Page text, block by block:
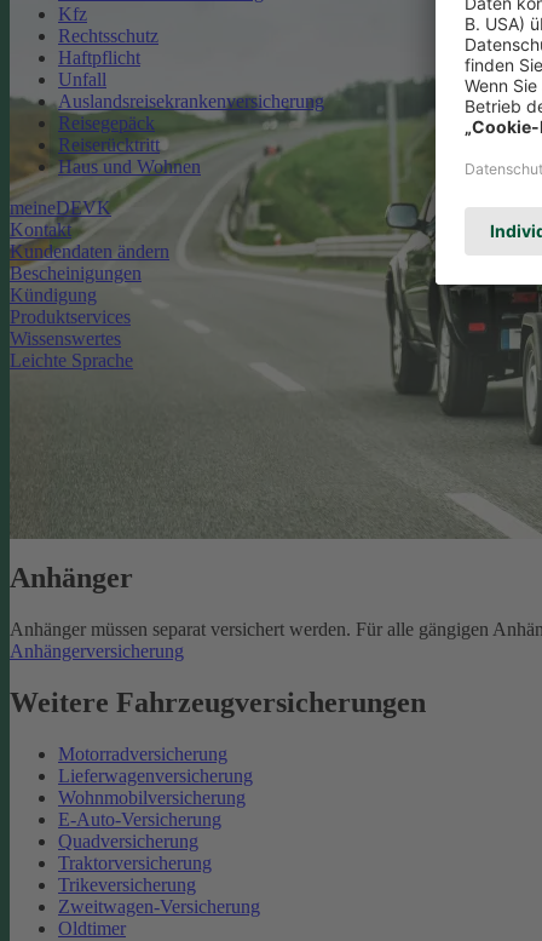
Kfz
Rechtsschutz
Haftpflicht
Unfall
Auslandsreisekrankenversicherung
Reisegepäck
Reiserücktritt
Haus und Wohnen
meineDEVK
Kontakt
Kundendaten ändern
Bescheinigungen
Kündigung
Produktservices
Wissenswertes
Leichte Sprache
Anhänger
Anhänger müssen separat versichert werden. Für alle gängigen
Anhängerversicherung
Weitere Fahrzeugversicherungen
Motorradversicherung
Lieferwagenversicherung
Wohnmobilversicherung
E-Auto-Versicherung
Quadversicherung
Traktorversicherung
Trikeversicherung
Zweitwagen-Versicherung
Oldtimer